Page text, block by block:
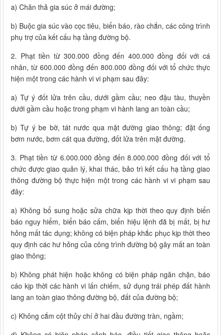
a) Chăn thả gia súc ở mái đường;
b) Buộc gia súc vào cọc tiêu, biển báo, rào chắn, các công trình
phụ trợ của kết cấu hạ tầng đường bộ.
2. Phạt tiền từ 300.000 đồng đến 400.000 đồng đối với cá
nhân, từ 600.000 đồng đến 800.000 đồng đối với tổ chức thực
hiện một trong các hành vi vi phạm sau đây:
a) Tự ý đốt lửa trên cầu, dưới gầm cầu; neo đậu tàu, thuyền
dưới gầm cầu hoặc trong phạm vi hành lang an toàn cầu;
b) Tự ý be bờ, tát nước qua mặt đường giao thông; đặt ống
bơm nước, bơm cát qua đường, đốt lửa trên mặt đường.
3. Phạt tiền từ 6.000.000 đồng đến 8.000.000 đồng đối với tổ
chức được giao quản lý, khai thác, bảo trì kết cấu hạ tầng giao
thông đường bộ thực hiện một trong các hành vi vi phạm sau
đây:
a) Không bổ sung hoặc sửa chữa kịp thời theo quy định biển
báo nguy hiểm, biển báo cấm, biển hiệu lệnh đã bị mất, bị hư
hỏng mất tác dụng; không có biện pháp khắc phục kịp thời theo
quy định các hư hỏng của công trình đường bộ gây mất an toàn
giao thông;
b) Không phát hiện hoặc không có biện pháp ngăn chặn, báo
cáo kịp thời các hành vi lấn chiếm, sử dụng trái phép đất hành
lang an toàn giao thông đường bộ, đất của đường bộ;
c) Không cắm cột thủy chí ở hai đầu đường tràn, ngầm;